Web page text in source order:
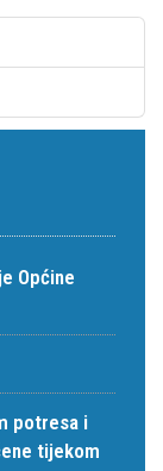
Općine
potresa i
tijekom